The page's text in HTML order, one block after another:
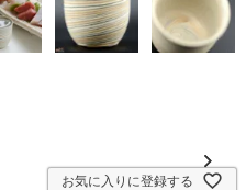
お気に入りに登録する